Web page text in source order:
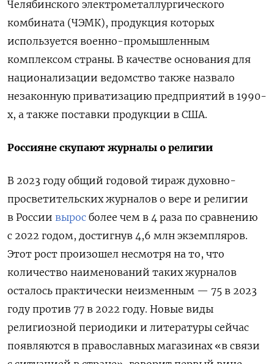
Челябинского электрометаллургического
комбината (ЧЭМК), продукция которых
используется военно-промышленным
комплексом страны. В качестве основания для
национализации ведомство также назвало
незаконную приватизацию предприятий в 1990-
х, а также поставки продукции в США.
Россияне скупают журналы о религии
В 2023 году общий годовой тираж духовно-
просветительских журналов о вере и религии
в России вырос более чем в 4 раза по сравнению
с 2022 годом, достигнув 4,6 млн экземпляров.
Этот рост произошел несмотря на то, что
количество наименований таких журналов
осталось практически неизменным — 75 в 2023
году против 77 в 2022 году. Новые виды
религиозной периодики и литературы сейчас
появляются в православных магазинах «в связи